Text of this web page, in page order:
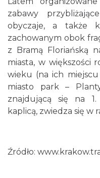
zabawy
obyczaje, a także
zachowanym obok
z Bramą Floriańską
miasta, w większości
wieku (na ich miejscu
miasto park –
znajdującą się na
kaplicą, zwiedza się
Źródło: